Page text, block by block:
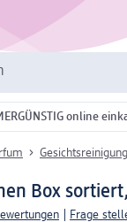
online
Gesichtsreinigung
Box
Frage